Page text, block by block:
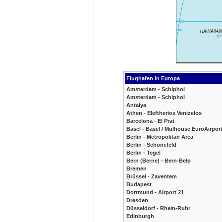
Flughafen in Europa
Amsterdam - Schiphol
Amsterdam - Schiphol
Antalya
Athen - Eleftherios Venizelos
Barcelona - El Prat
Basel - Basel / Mulhouse EuroAirport
Berlin - Metropolitan Area
Berlin - Schönefeld
Berlin - Tegel
Bern (Berne) - Bern-Belp
Bremen
Brüssel - Zaventem
Budapest
Dortmund - Airport 21
Dresden
Düsseldorf - Rhein-Ruhr
Edinburgh